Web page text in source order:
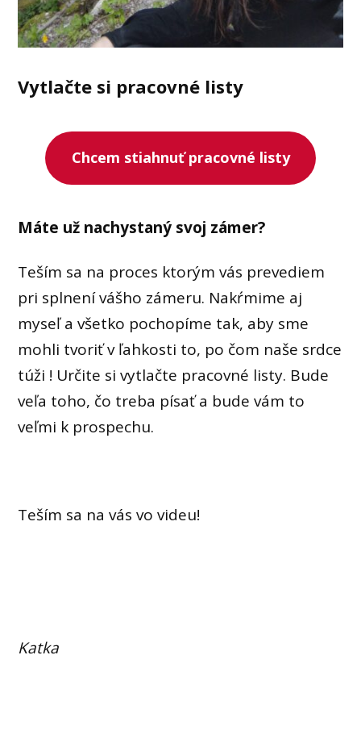
Vytlačte si pracovné listy
Chcem stiahnuť pracovné listy
Máte už nachystaný svoj zámer?
Teším sa na proces ktorým vás prevediem
pri splnení vášho zámeru. Nakŕmime aj
myseľ a všetko pochopíme tak, aby sme
mohli tvoriť v ľahkosti to, po čom naše srdce
túži ! Určite si vytlačte pracovné listy. Bude
veľa toho, čo treba písať a bude vám to
veľmi k prospechu.
Teším sa na vás vo videu!
Katka